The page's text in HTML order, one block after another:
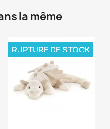
la même
RUPTURE DE STOCK